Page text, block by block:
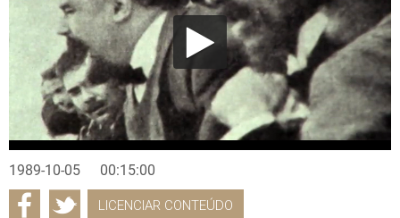
1989-10-05 00:15:00
LICENCIAR CONTEÚDO